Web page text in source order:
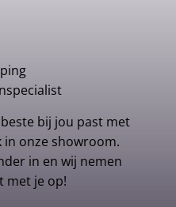
bij jou past met
in onze showroom.
in en wij nemen
met je op!